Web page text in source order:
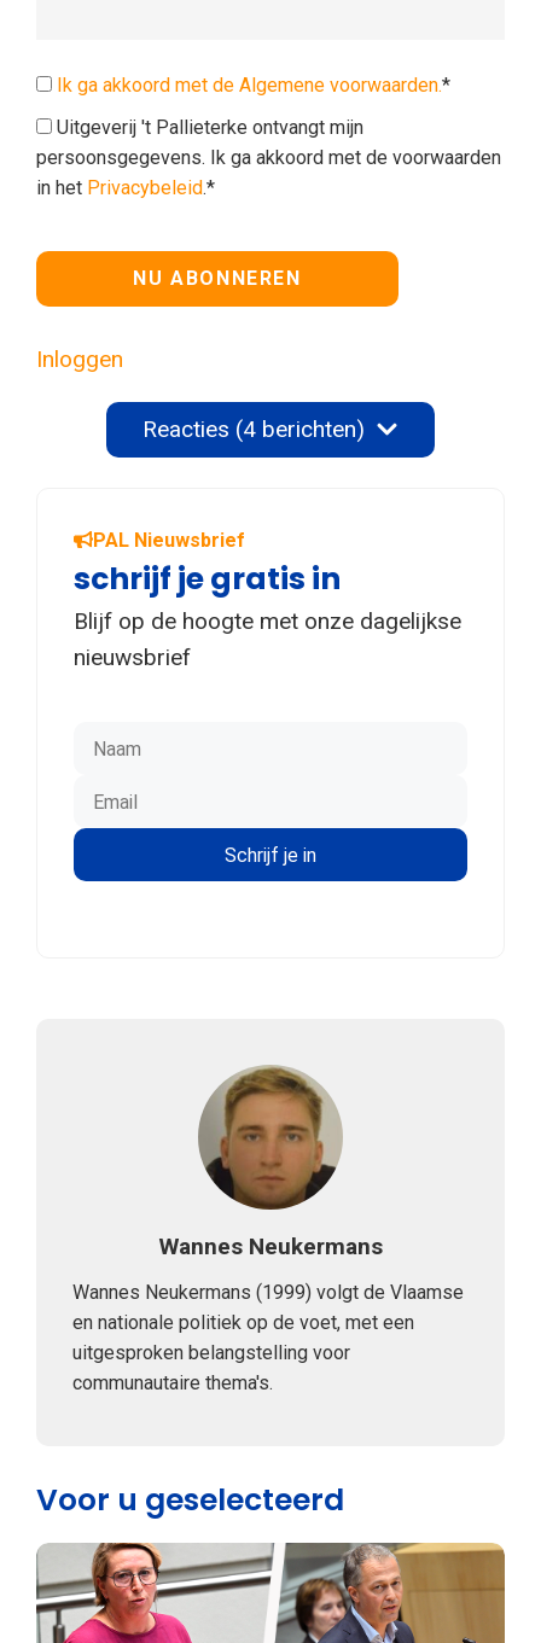
Ik ga akkoord met de Algemene voorwaarden.*
Uitgeverij 't Pallieterke ontvangt mijn
persoonsgegevens. Ik ga akkoord met de voorwaarden
in het Privacybeleid.*
Geen waarde
Inloggen
Reacties (4 berichten)
PAL Nieuwsbrief
schrijf je gratis in
Blijf op de hoogte met onze dagelijkse
nieuwsbrief
Wannes Neukermans
Wannes Neukermans (1999) volgt de Vlaamse
en nationale politiek op de voet, met een
uitgesproken belangstelling voor
communautaire thema's.
Voor u geselecteerd